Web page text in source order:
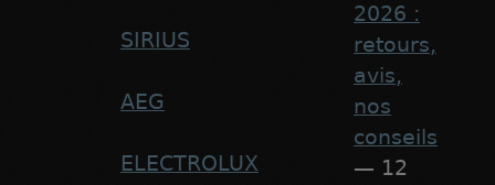
SIRIUS
AEG
ELECTROLUX
2026 :
retours,
avis,
nos
conseils
— 12